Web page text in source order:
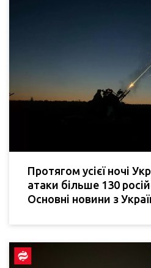
Протягом усієї ночі
атаки більше 130
Основні новини з